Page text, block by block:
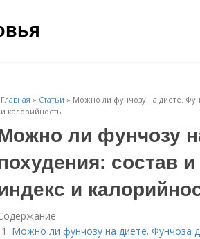
Главная » Статьи » Можно ли фунчозу на диете.
и калорийность
ли фунчозу
состав
и
Можно ли фунчозу на диете. Фунчоза